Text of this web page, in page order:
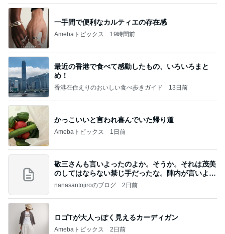
一手間で便利なカルティエの存在感
Amebaトピックス 19時間前
最近の香港で食べて感動したもの、いろいろまと
め！
香港在住えりのおいしい食べ歩きガイド 13日前
かっこいいと言われ喜んでいた帰り道
Amebaトピックス 1日前
敬三さんも言いよったのよか。そうか。それは茂美
のしてはならない禁じ手だったな。陣内が言いよる
のよ
nanasantojiroのブログ 2日前
ロゴTが大人っぽく見えるカーディガン
Amebaトピックス 2日前